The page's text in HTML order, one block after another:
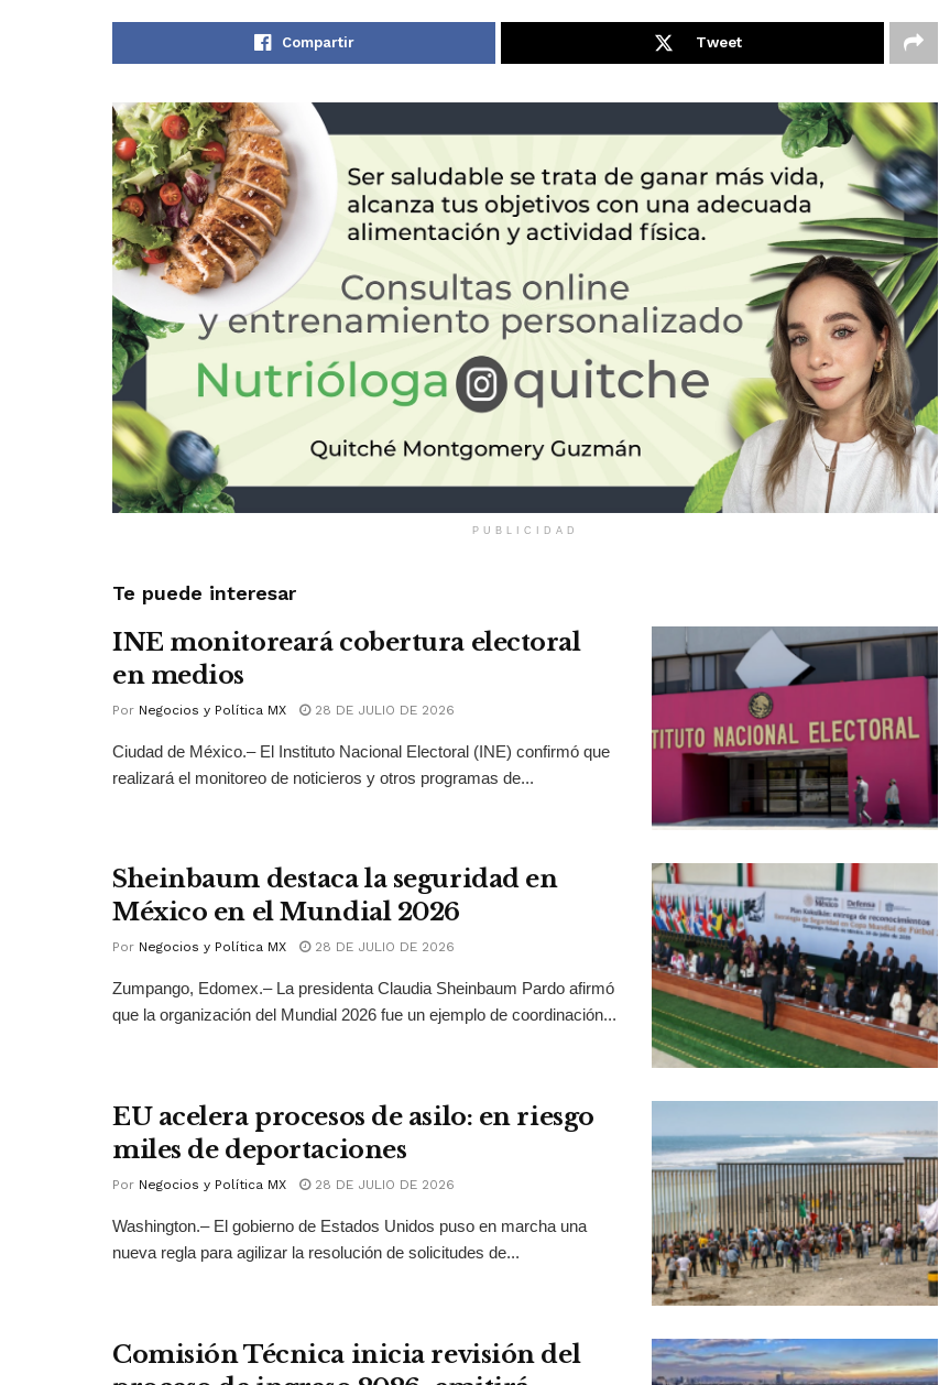
Compartir Tweet
PUBLICIDAD
Te puede interesar
INE monitoreará cobertura electoral
en medios
Por Negocios y Política MX 28 DE JULIO DE 2026
Ciudad de México.– El Instituto Nacional Electoral (INE) confirmó que
realizará el monitoreo de noticieros y otros programas de...
Sheinbaum destaca la seguridad en
México en el Mundial 2026
Por Negocios y Política MX 28 DE JULIO DE 2026
Zumpango, Edomex.– La presidenta Claudia Sheinbaum Pardo afirmó
que la organización del Mundial 2026 fue un ejemplo de coordinación...
EU acelera procesos de asilo: en riesgo
miles de deportaciones
Por Negocios y Política MX 28 DE JULIO DE 2026
Washington.– El gobierno de Estados Unidos puso en marcha una
nueva regla para agilizar la resolución de solicitudes de...
Comisión Técnica inicia revisión del